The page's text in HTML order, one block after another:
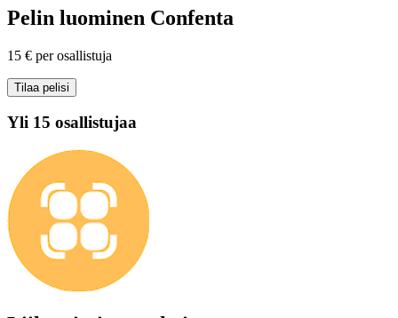
Pelin luominen Confenta
15 € per osallistuja
Tilaa pelisi
Yli 15 osallistujaa